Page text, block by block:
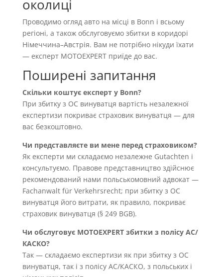
околиці
Проводимо огляд авто на місці в Bonn і всьому
регіоні, а також обслуговуємо збитки в коридорі
Німеччина–Австрія. Вам не потрібно нікуди їхати
— експерт MOTOEXPERT приїде до вас.
Поширені запитання
Скільки коштує експерт у Bonn?
При збитку з OC винуватця вартість незалежної
експертизи покриває страховик винуватця — для
вас безкоштовно.
Чи представляєте ви мене перед страховиком?
Як експерти ми складаємо незалежне Gutachten і
консультуємо. Правове представництво здійснює
рекомендований нами польськомовний адвокат —
Fachanwalt für Verkehrsrecht; при збитку з OC
винуватця його витрати, як правило, покриває
страховик винуватця (§ 249 BGB).
Чи обслуговує MOTOEXPERT збитки з полісу AC/
КАСКО?
Так — складаємо експертизи як при збитку з OC
винуватця, так і з полісу AC/КАСКО, з польських і